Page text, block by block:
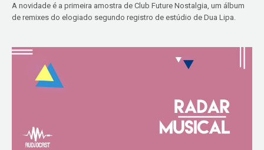
A novidade é a primeira amostra de Club Future Nostalgia, um álbum
de remixes do elogiado segundo registro de estúdio de Dua Lipa.